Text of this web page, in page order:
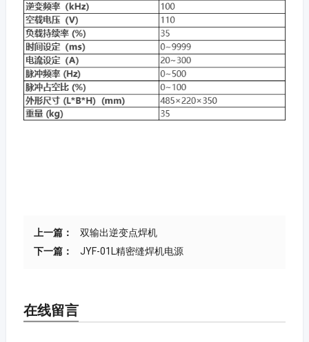
上一篇：
双输出逆变点焊机
下一篇：
JYF-01L精密缝焊机电源
在线留言